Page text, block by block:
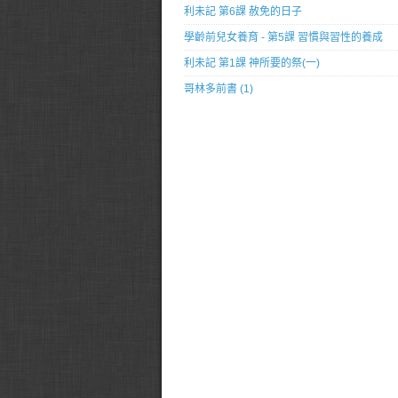
利未記 第6課 赦免的日子
學齡前兒女養育 - 第5課 習慣與習性的養成
利未記 第1課 神所要的祭(一)
哥林多前書 (1)